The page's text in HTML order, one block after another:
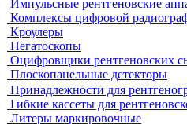
Рулетки измерительные
Секундомеры
Расходные материалы для
контроля
Динамометры
Измерительный инструмент
Радиационный контроль